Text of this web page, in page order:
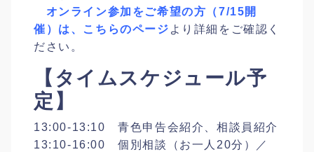
オンライン参加をご希望の方（7/15開
催）は、こちらのページ より詳細をご確認く
ださい。
【タイムスケジュール予
定】
13:00-13:10 青色申告会紹介、相談員紹介
13:10-16:00 個別相談（お一人20分）／